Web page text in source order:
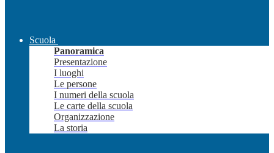
Scuola
Panoramica
Presentazione
I luoghi
Le persone
I numeri della scuola
Le carte della scuola
Organizzazione
La storia